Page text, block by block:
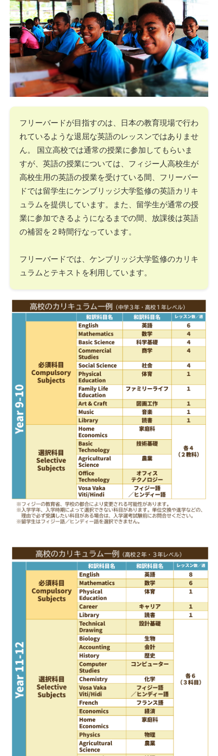
フリーバードが目指すのは、日本の教育現場で行わ
れているような退屈な英語のレッスンではありませ
ん。 国立高校では通常の授業に参加してもらいま
すが、英語の授業については、フィジー人高校生が
高校生用の英語の授業を受けている間、フリーバー
ドでは留学生にケンブリッジ大学監修の英語カリキ
ュラムを提供しています。また、留学生が通常の授
業に参加できるようになるまでの間、放課後は英語
の補習を２時間行なっています。
フリーバードでは、ケンブリッジ大学監修のカリキ
ュラムとテキストを利用しています。